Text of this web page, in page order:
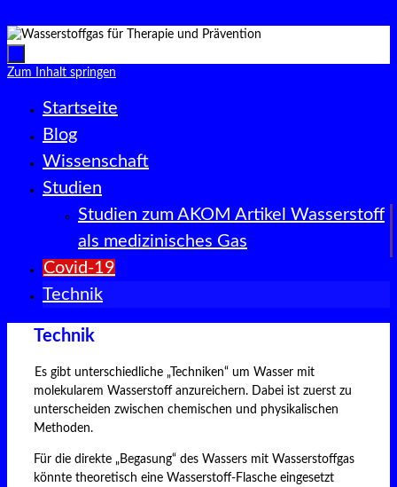
Zum Inhalt springen
Startseite
Blog
Wissenschaft
Studien
Studien zum AKOM Artikel Wasserstoff
als medizinisches Gas
Covid-19
Technik
Technik
Es gibt unterschiedliche „Techniken“ um Wasser mit
molekularem Wasserstoff anzureichern. Dabei ist zuerst zu
unterscheiden zwischen chemischen und physikalischen
Methoden.
Für die direkte „Begasung“ des Wassers mit Wasserstoffgas
könnte theoretisch eine Wasserstoff-Flasche eingesetzt